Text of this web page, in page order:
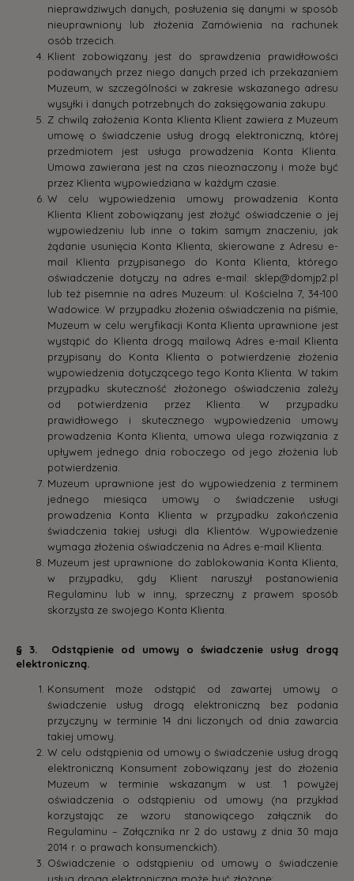
nieprawdziwych danych, posłużenia się danymi w sposób
nieuprawniony lub złożenia Zamówienia na rachunek
osób trzecich.
Klient zobowiązany jest do sprawdzenia prawidłowości
podawanych przez niego danych przed ich przekazaniem
Muzeum, w szczególności w zakresie wskazanego adresu
wysyłki i danych potrzebnych do zaksięgowania zakupu.
Z chwilą założenia Konta Klienta Klient zawiera z Muzeum
umowę o świadczenie usług drogą elektroniczną, której
przedmiotem jest usługa prowadzenia Konta Klienta.
Umowa zawierana jest na czas nieoznaczony i może być
przez Klienta wypowiedziana w każdym czasie.
W celu wypowiedzenia umowy prowadzenia Konta
Klienta Klient zobowiązany jest złożyć oświadczenie o jej
wypowiedzeniu lub inne o takim samym znaczeniu, jak
żądanie usunięcia Konta Klienta, skierowane z Adresu e-
mail Klienta przypisanego do Konta Klienta, którego
oświadczenie dotyczy na adres e-mail: sklep@domjp2.pl
lub też pisemnie na adres Muzeum: ul. Kościelna 7, 34-100
Wadowice. W przypadku złożenia oświadczenia na piśmie,
Muzeum w celu weryfikacji Konta Klienta uprawnione jest
wystąpić do Klienta drogą mailową Adres e-mail Klienta
przypisany do Konta Klienta o potwierdzenie złożenia
wypowiedzenia dotyczącego tego Konta Klienta. W takim
przypadku skuteczność złożonego oświadczenia zależy
od potwierdzenia przez Klienta. W przypadku
prawidłowego i skutecznego wypowiedzenia umowy
prowadzenia Konta Klienta, umowa ulega rozwiązania z
upływem jednego dnia roboczego od jego złożenia lub
potwierdzenia.
Muzeum uprawnione jest do wypowiedzenia z terminem
jednego miesiąca umowy o świadczenie usługi
prowadzenia Konta Klienta w przypadku zakończenia
świadczenia takiej usługi dla Klientów. Wypowiedzenie
wymaga złożenia oświadczenia na Adres e-mail Klienta.
Muzeum jest uprawnione do zablokowania Konta Klienta,
w przypadku, gdy Klient naruszył postanowienia
Regulaminu lub w inny, sprzeczny z prawem sposób
skorzysta ze swojego Konta Klienta.
§ 3. Odstąpienie od umowy o świadczenie usług drogą
elektroniczną.
Konsument może odstąpić od zawartej umowy o
świadczenie usług drogą elektroniczną bez podania
przyczyny w terminie 14 dni liczonych od dnia zawarcia
takiej umowy.
W celu odstąpienia od umowy o świadczenie usług drogą
elektroniczną Konsument zobowiązany jest do złożenia
Muzeum w terminie wskazanym w ust. 1 powyżej
oświadczenia o odstąpieniu od umowy (na przykład
korzystając ze wzoru stanowiącego załącznik do
Regulaminu – Załącznika nr 2 do ustawy z dnia 30 maja
2014 r. o prawach konsumenckich).
Oświadczenie o odstąpieniu od umowy o świadczenie